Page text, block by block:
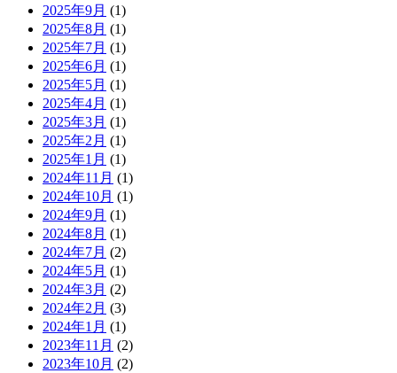
2025年9月 (1)
2025年8月 (1)
2025年7月 (1)
2025年6月 (1)
2025年5月 (1)
2025年4月 (1)
2025年3月 (1)
2025年2月 (1)
2025年1月 (1)
2024年11月 (1)
2024年10月 (1)
2024年9月 (1)
2024年8月 (1)
2024年7月 (2)
2024年5月 (1)
2024年3月 (2)
2024年2月 (3)
2024年1月 (1)
2023年11月 (2)
2023年10月 (2)